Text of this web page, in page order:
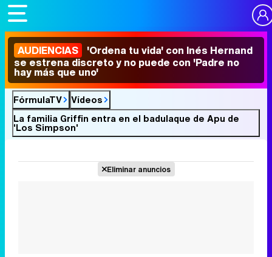
AUDIENCIAS 'Ordena tu vida' con Inés Hernand
se estrena discreto y no puede con 'Padre no
hay más que uno'
FórmulaTV
Vídeos
La familia Griffin entra en el badulaque de Apu de
'Los Simpson'
Eliminar anuncios